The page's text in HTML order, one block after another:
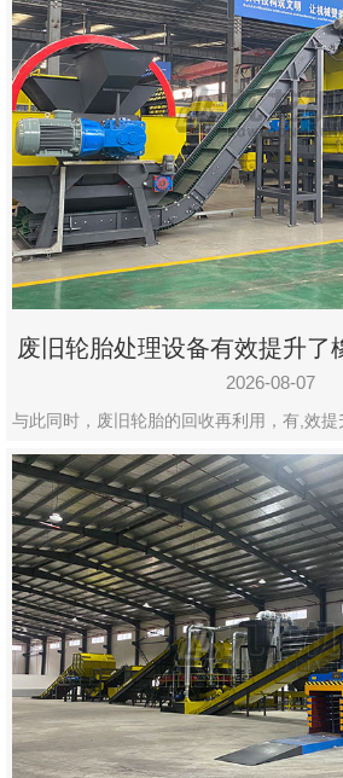
场
方
案
动
态
联
系
郑
州
市
九
设
有
限
公
司
豫
ICP
备
19020390
号-1
废旧轮胎处理设备有效提升了
用率
2026-08-07
与此同时，废旧轮胎的回收再利用，有,效提